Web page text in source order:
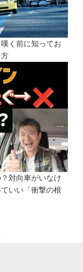
く前に知ってお
対向車がいなけ
いい「衝撃の根